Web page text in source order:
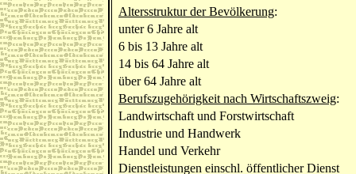
Altersstruktur der Bevölkerung:
unter 6 Jahre alt
6 bis 13 Jahre alt
14 bis 64 Jahre alt
über 64 Jahre alt
Berufszugehörigkeit nach Wirtschaftszweig:
Landwirtschaft und Forstwirtschaft
Industrie und Handwerk
Handel und Verkehr
Dienstleistungen einschl. öffentlicher Dienst